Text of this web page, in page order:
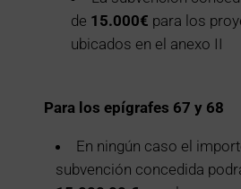
de 15.000€ para los
ubicados en el anexo II
Para los epígrafes 67 y 68
En ningún caso el
subvención concedida